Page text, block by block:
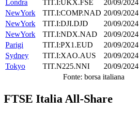
Londra
TIT.I:UKX.FSE 20/09/2024
NewYork
TIT.I:COMP.NAD 20/09/2024
NewYork
TIT.I:DJI.DJD 20/09/2024
NewYork
TIT.I:NDX.NAD 20/09/2024
Parigi
TIT.I:PX1.EUD 20/09/2024
Sydney
TIT.I:XAO.AUS 20/09/2024
Tokyo
TIT.N225.NNI 20/09/2024
Fonte: borsa italiana
FTSE Italia All-Share